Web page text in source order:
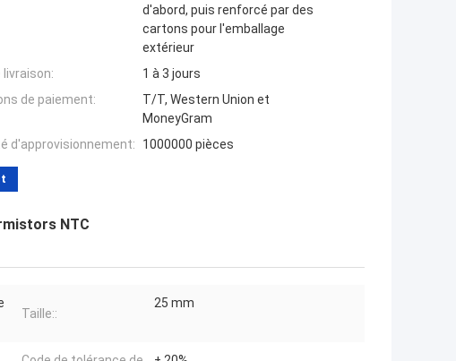
d'abord, puis renforcé par des
cartons pour l'emballage
extérieur
livraison:
1 à 3 jours
de paiement:
T/T, Western Union et
MoneyGram
d'approvisionnement:
1000000 pièces
NTC
Taille::
25 mm